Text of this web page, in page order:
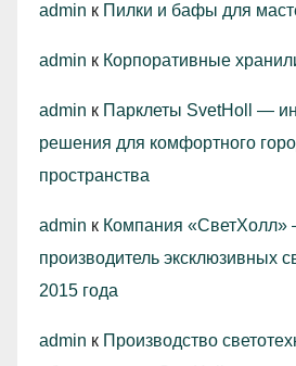
admin к Пилки и бафы для
admin к Корпоративные
admin к Парклеты SvetHoll —
решения для комфортного
пространства
admin к Компания «СветХолл»
производитель эксклюзивных
2015 года
admin к Производство